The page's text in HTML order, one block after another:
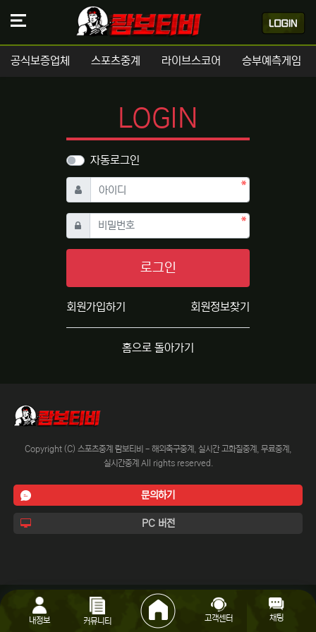
공식보증업체 스포츠중계 라이브스코어 승부예측게임
LOGIN
자동로그인
아이디 필수
비밀번호필수
로그인
회원가입하기 회원정보찾기
홈으로 돌아가기
Copyright (C) 스포츠중계 람보티비 - 해외축구중계, 실시간 고화질중계, 무료중계,
실시간중계 All rights reserved.
문의하기
PC 버전
내정보 커뮤니티 고객센터 채팅